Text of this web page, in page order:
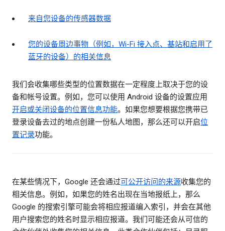
来自您设备的传感器数据
您的设备周边事物（例如，Wi-Fi 接入点、基站和启用了
蓝牙的设备）的相关信息
我们会收集哪些类型的位置数据在一定程度上取决于您的设
备和帐号设置。例如，您可以使用 Android 设备的设置应用
开启或关闭设备的位置信息功能。如果您想要根据您携带已
登录设备去过的地点创建一份私人地图，那么还可以开启位
置记录功能。
在某些情况下，Google 还会通过可公开访问的来源收集您的
相关信息。例如，如果您的姓名出现在当地报纸上，那么
Google 的搜索引擎可能会将相应报道编入索引，并会在其他
用户搜索您的姓名时显示相应报道。我们可能还会从可信的